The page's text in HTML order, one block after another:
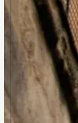
Commencer
01 78 76 78 10 Lun-
60 rue François